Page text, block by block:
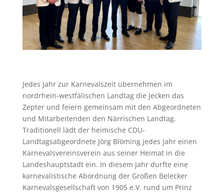
Jedes Jahr zur Karnevalszeit übernehmen im
nordrhein-westfälischen Landtag die Jecken das
Zepter und feiern gemeinsam mit den Abgeordneten
und Mitarbeitenden den Närrischen Landtag.
Traditionell lädt der heimische CDU-
Landtagsabgeordnete Jörg Blöming jedes Jahr einen
Karnevalsvereinsverein aus seiner Heimat in die
Landeshauptstadt ein. In diesem Jahr durfte eine
karnevalistische Abordnung der Großen Belecker
Karnevalsgesellschaft von 1905 e.V. rund um Prinz